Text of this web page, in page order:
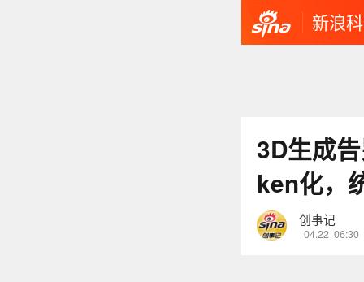
新浪
3D生成
ken化，
创事记
04.22 06:30